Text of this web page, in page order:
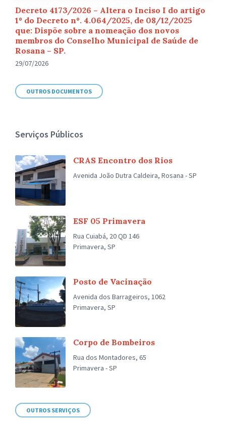
Decreto 4173/2026 – Altera o Inciso I do artigo
1º do Decreto nº. 4.064/2025, de 08/12/2025
que: Dispõe sobre a nomeação dos novos
membros do Conselho Municipal de Saúde de
Rosana – SP.
29/07/2026
OUTROS DOCUMENTOS
Serviços Públicos
CRAS Encontro dos Rios
Avenida João Dutra Caldeira, Rosana - SP
ESF 05 Primavera
Rua Cuiabá, 20 QD 146
Primavera, SP
Posto de Vacinação
Avenida dos Barrageiros, 1062
Primavera, SP
Corpo de Bombeiros
Rua dos Montadores, 65
Primavera - SP
OUTROS SERVIÇOS